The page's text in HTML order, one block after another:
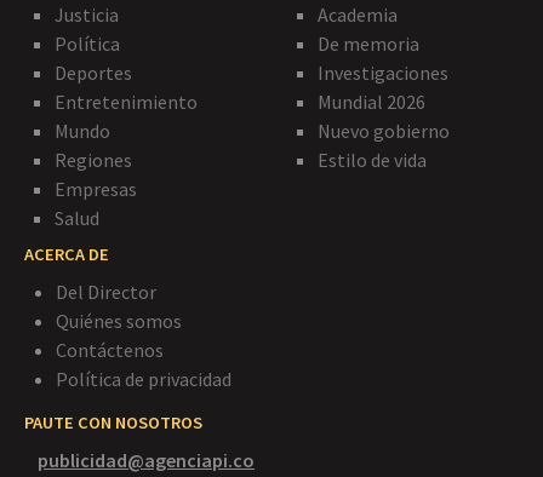
Justicia
Política
Deportes
Entretenimiento
Mundo
Regiones
Empresas
Salud
Academia
De memoria
Investigaciones
Mundial 2026
Nuevo gobierno
Estilo de vida
ACERCA DE
Del Director
Quiénes somos
Contáctenos
Política de privacidad
PAUTE CON NOSOTROS
publicidad@agenciapi.co